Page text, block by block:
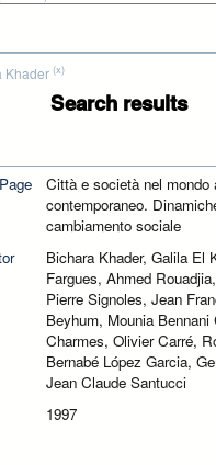
Khader (x)
Search results
Città e società nel mondo
contemporaneo.
cambiamento sociale
Bichara Khader, Galila El
Fargues, Ahmed
Pierre Signoles, Jean
Beyhum, Mounia Bennani
Charmes, Olivier Carré,
Bernabé López Garcia,
Jean Claude Santucci
1997